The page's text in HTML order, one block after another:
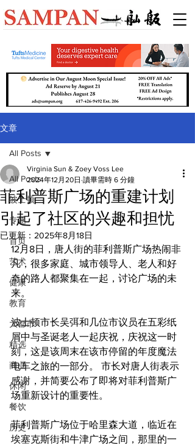
文章
All Posts
波士顿
专题
首页
艺术
健康
教育
大都市
精选
商业
休闲
餐饮
历史
All Posts
菲利普斯广场的重建计划
引起了社区的兴趣和担忧
Virginia Sun & Zoey Voss Lee
2024年12月20日 讀畢需時 6 分鐘
已更新： 2025年8月18日
12月8日，唐人街的菲利普斯广场热闹非
凡，很多家庭、城市领导人、老人和好
奇的路人都聚集在一起，讨论广场的未
来。
波士顿市长吴弭和几位市议员在五彩纸
屑中与圣诞老人一起庆祝，庆祝这一时
刻，这是该周末在该市停留的年度魔法
电车之旅的一部分。 市长对唐人街表示
感谢，并简要公布了即将对菲利普斯广
场重新设计的重要性。
菲利普斯广场位于哈里森大道，临近在
埃塞克斯街和牛津广场之间，那里的一